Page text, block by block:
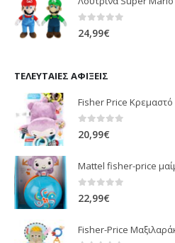
0 out of 5
24,99€
ΤΕΛΕΥΤΑΊΕΣ ΑΦΊΞΕΙΣ
0 out of 5
20,99€
22,99€